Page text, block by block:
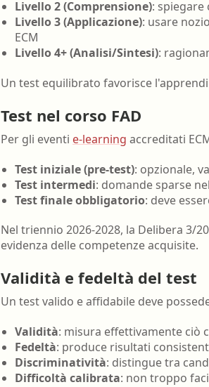
Livello 2 (Comprensione): spiegare
Livello 3 (Applicazione): usare
ECM
Livello 4+ (Analisi/Sintesi):
Un test equilibrato favorisce
Test nel corso FAD
Per gli eventi e-learning accreditati
Test iniziale (pre-test): opzionale,
Test intermedi: domande sparse
Test finale obbligatorio: deve
Nel triennio 2026-2028, la Delibera 3/
evidenza delle competenze acquisite.
Validità e fedeltà del test
Un test valido e affidabile deve
Validità: misura effettivamente ciò
Fedeltà: produce risultati
Discriminatività: distingue tra
Difficoltà calibrata: non troppo